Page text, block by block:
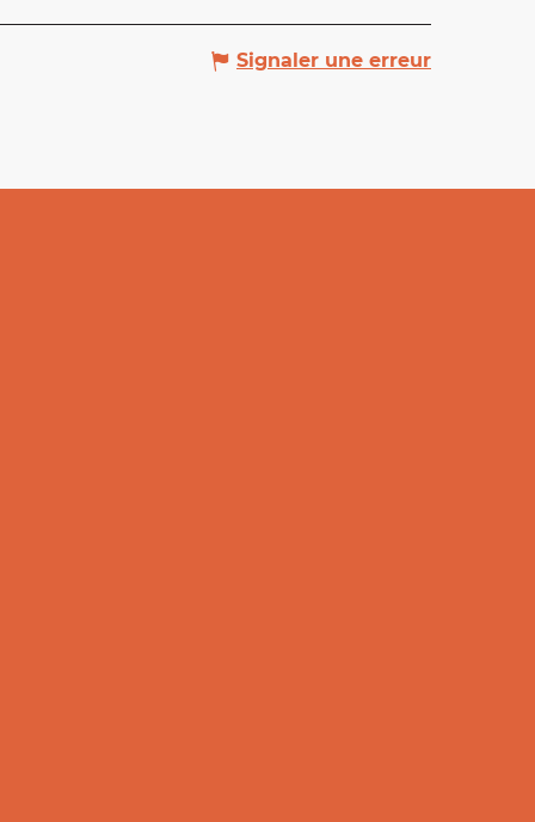
Signaler une erreur